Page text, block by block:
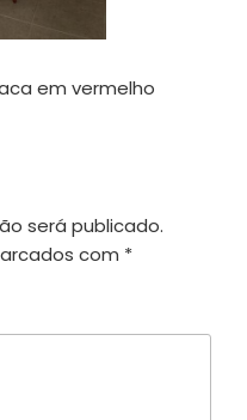
em vermelho
será publicado.
com *